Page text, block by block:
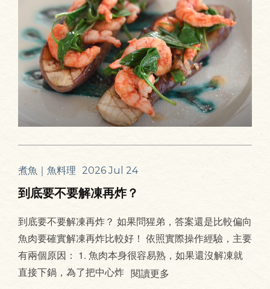
煮魚｜魚料理 2026 Jul 24
到底要不要解凍再炸？
到底要不要解凍再炸？ 如果問猩弟，答案還是比較偏向
魚肉要確實解凍再炸比較好！ 依照實際操作經驗，主要
有兩個原因： 1. 魚肉本身很容易熟，如果還沒解凍就
直接下鍋，為了把中心炸 閱讀更多